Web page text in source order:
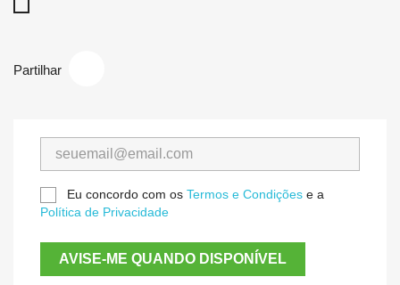
Partilhar
Eu concordo com os Termos e Condições e a
Política de Privacidade
AVISE-ME QUANDO DISPONÍVEL